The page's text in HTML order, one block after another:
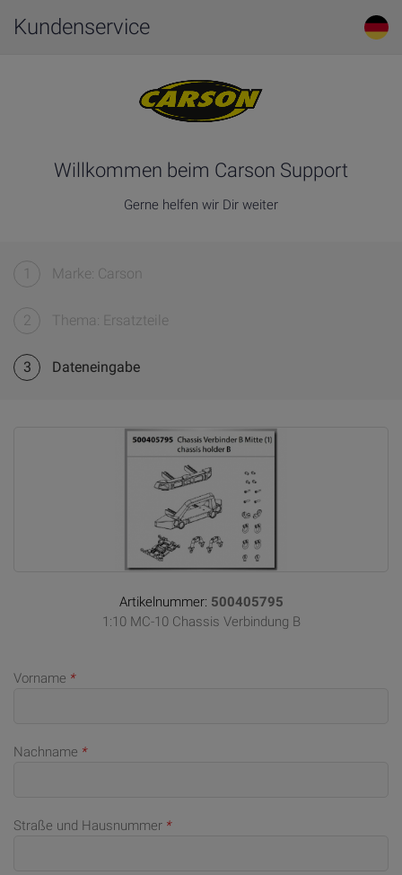
Kundenservice
Willkommen beim Carson Support
Gerne helfen wir Dir weiter
1 Marke: Carson
2 Thema: Ersatzteile
3 Dateneingabe
Artikelnummer: 500405795
1:10 MC-10 Chassis Verbindung B
Vorname *
Nachname *
Straße und Hausnummer *